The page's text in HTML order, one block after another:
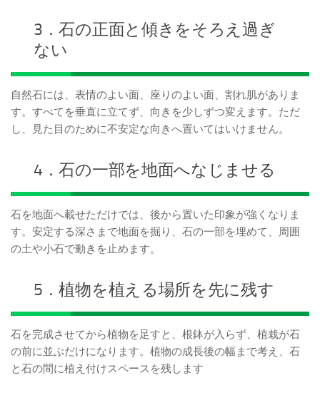
3．石の正面と傾きをそろえ過ぎ
ない
自然石には、表情のよい面、座りのよい面、割れ肌がありま
す。すべてを垂直に立てず、向きを少しずつ変えます。ただ
し、見た目のために不安定な向きへ置いてはいけません。
4．石の一部を地面へなじませる
石を地面へ載せただけでは、後から置いた印象が強くなりま
す。安定する深さまで地面を掘り、石の一部を埋めて、周囲
の土や小石で動きを止めます。
5．植物を植える場所を先に残す
石を完成させてから植物を足すと、根鉢が入らず、植栽が石
の前に並ぶだけになります。植物の成長後の幅まで考え、石
と石の間に植え付けスペースを残します